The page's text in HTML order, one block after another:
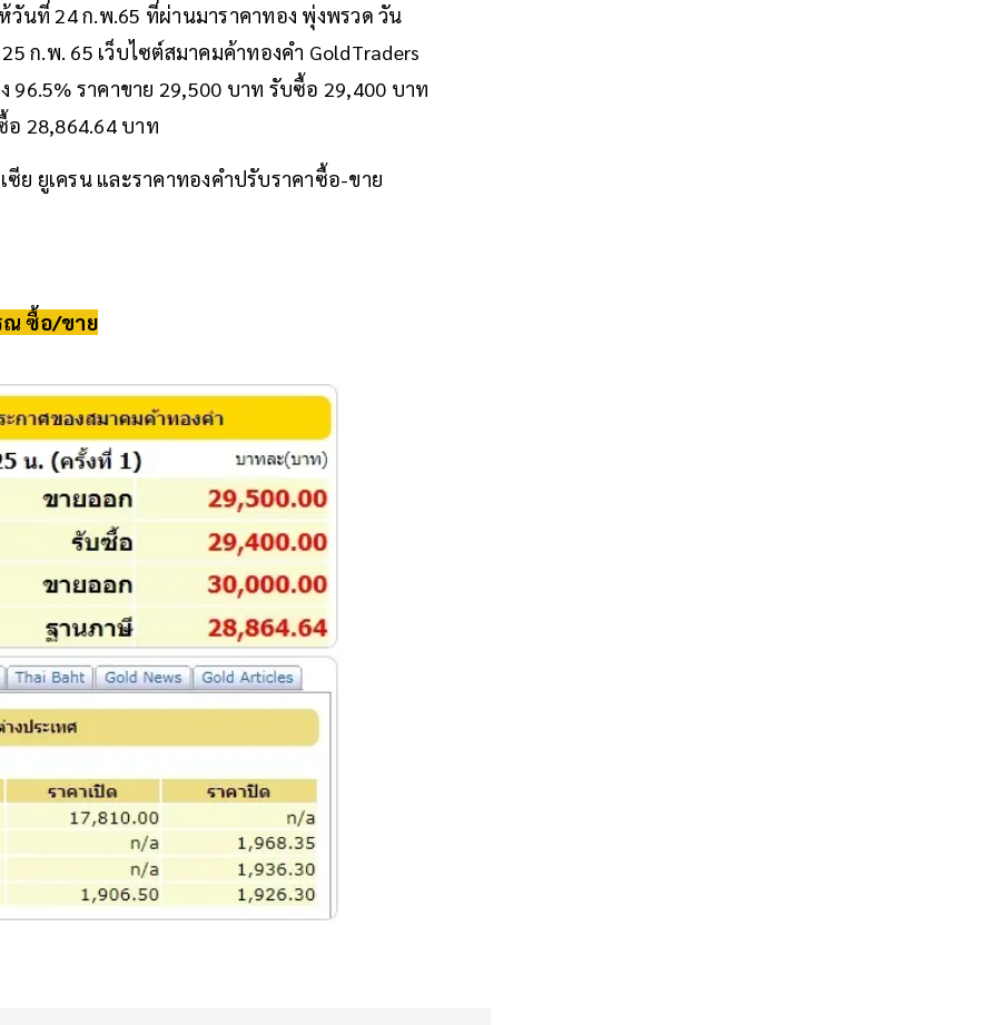
วันที่ 24 ก.พ.65 ที่ผ่านมาราคาทอง พุ่งพรวด วัน
ก.พ. 65 เว็บไซต์สมาคมค้าทองคำ GoldTraders
96.5% ราคาขาย 29,500 บาท รับซื้อ 29,400 บาท
28,864.64 บาท
ย ยูเครน และราคาทองคำปรับราคาซื้อ-ขาย
ณ ซื้อ/ขาย